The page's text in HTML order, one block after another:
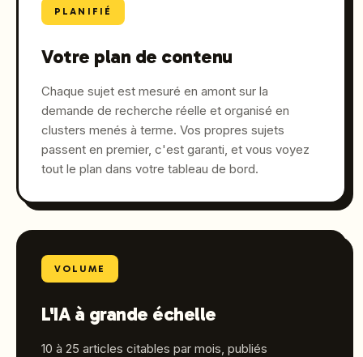
PLANIFIÉ
Votre plan de contenu
Chaque sujet est mesuré en amont sur la
demande de recherche réelle et organisé en
clusters menés à terme. Vos propres sujets
passent en premier, c'est garanti, et vous voyez
tout le plan dans votre tableau de bord.
VOLUME
L'IA à grande échelle
10 à 25 articles citables par mois, publiés